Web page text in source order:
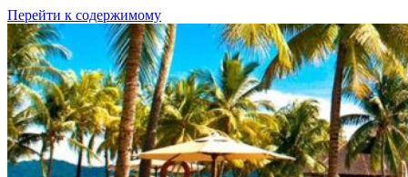
Перейти к содержимому